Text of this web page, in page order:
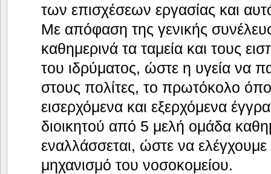
των επισχέσεων εργασίας και
Με απόφαση της γενικής
καθημερινά τα ταμεία και τους
του ιδρύματος, ώστε η υγεία να
στους πολίτες, το πρωτόκολο
εισερχόμενα και εξερχόμενα
διοικητού από 5 μελή ομάδα
εναλλάσσεται, ώστε να ελέγχουμε
μηχανισμό του νοσοκομείου.